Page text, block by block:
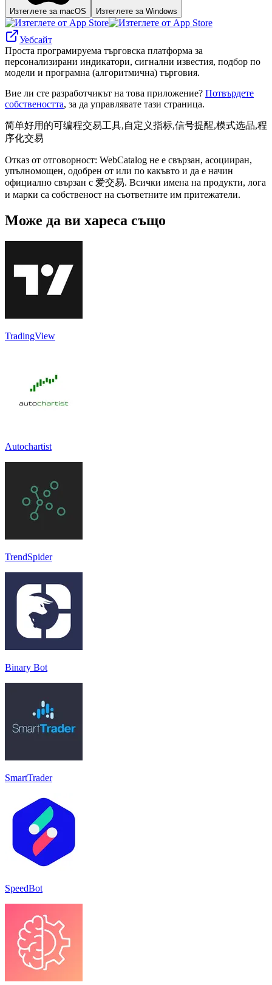
Изтеглете за macOS Изтеглете за Windows
Уебсайт
Проста програмируема търговска платформа за
персонализирани индикатори, сигнални известия, подбор по
модели и програмна (алгоритмична) търговия.
Вие ли сте разработчикът на това приложение? Потвърдете
собствеността, за да управлявате тази страница.
简单好用的可编程交易工具,自定义指标,信号提醒,模式选品,程
序化交易
Отказ от отговорност: WebCatalog не е свързан, асоцииран,
упълномощен, одобрен от или по какъвто и да е начин
официално свързан с 爱交易. Всички имена на продукти, лога
и марки са собственост на съответните им притежатели.
Може да ви хареса също
TradingView
Autochartist
TrendSpider
Binary Bot
SmartTrader
SpeedBot